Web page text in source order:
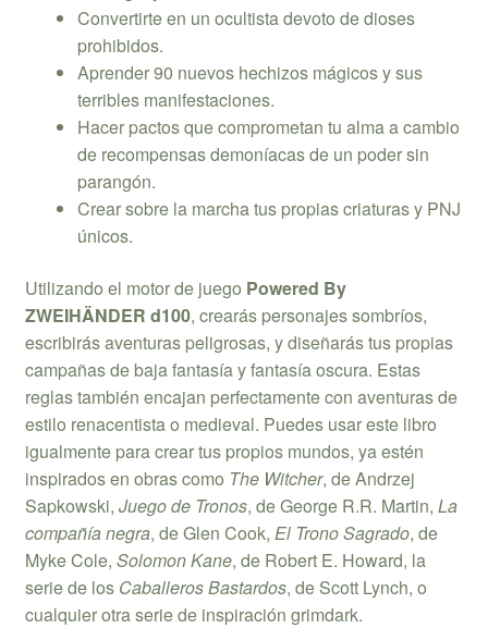
Convertirte en un ocultista devoto de dioses
prohibidos.
Aprender 90 nuevos hechizos mágicos y sus
terribles manifestaciones.
Hacer pactos que comprometan tu alma a cambio
de recompensas demoníacas de un poder sin
parangón.
Crear sobre la marcha tus propias criaturas y PNJ
únicos.
Utilizando el motor de juego Powered By
ZWEIHÄNDER d100, crearás personajes sombríos,
escribirás aventuras peligrosas, y diseñarás tus propias
campañas de baja fantasía y fantasía oscura. Estas
reglas también encajan perfectamente con aventuras de
estilo renacentista o medieval. Puedes usar este libro
igualmente para crear tus propios mundos, ya estén
inspirados en obras como The Witcher, de Andrzej
Sapkowski, Juego de Tronos, de George R.R. Martin, La
compañía negra, de Glen Cook, El Trono Sagrado, de
Myke Cole, Solomon Kane, de Robert E. Howard, la
serie de los Caballeros Bastardos, de Scott Lynch, o
cualquier otra serie de inspiración grimdark.